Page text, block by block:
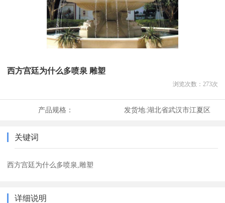
西方宫廷为什么多喷泉 雕塑
浏览次数： 273次
产品规格： 发货地:湖北省武汉市江夏区
关键词
西方宫廷为什么多喷泉,雕塑
详细说明